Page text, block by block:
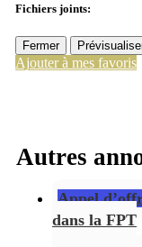
Fichiers joints:
Fermer
Ajouter à mes favoris
Autres
Appel
dans la FPT